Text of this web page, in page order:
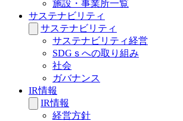
施設・事業所一覧
サステナビリティ
サステナビリティ
サステナビリティ経営
SDGｓへの取り組み
社会
ガバナンス
IR情報
IR情報
経営方針